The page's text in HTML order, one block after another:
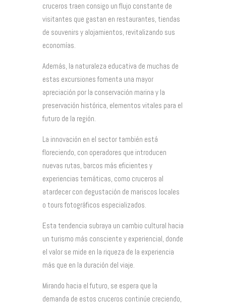
cruceros traen consigo un flujo constante de
visitantes que gastan en restaurantes, tiendas
de souvenirs y alojamientos, revitalizando sus
economías.
Además, la naturaleza educativa de muchas de
estas excursiones fomenta una mayor
apreciación por la conservación marina y la
preservación histórica, elementos vitales para el
futuro de la región.
La innovación en el sector también está
floreciendo, con operadores que introducen
nuevas rutas, barcos más eficientes y
experiencias temáticas, como cruceros al
atardecer con degustación de mariscos locales
o tours fotográficos especializados.
Esta tendencia subraya un cambio cultural hacia
un turismo más consciente y experiencial, donde
el valor se mide en la riqueza de la experiencia
más que en la duración del viaje.
Mirando hacia el futuro, se espera que la
demanda de estos cruceros continúe creciendo,